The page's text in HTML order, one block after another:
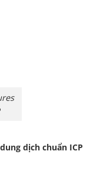
dịch chuẩn ICP